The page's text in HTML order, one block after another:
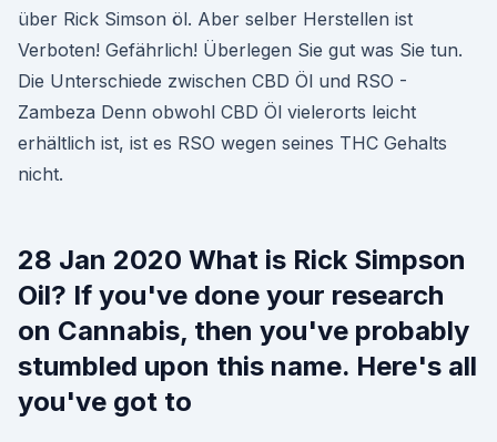
über Rick Simson öl. Aber selber Herstellen ist
Verboten! Gefährlich! Überlegen Sie gut was Sie tun.
Die Unterschiede zwischen CBD Öl und RSO -
Zambeza Denn obwohl CBD Öl vielerorts leicht
erhältlich ist, ist es RSO wegen seines THC Gehalts
nicht.
28 Jan 2020 What is Rick Simpson
Oil? If you've done your research
on Cannabis, then you've probably
stumbled upon this name. Here's all
you've got to